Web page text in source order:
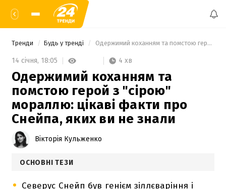
Тренди Будь у тренді Одержимий коханням та помстою герой з "сірою" мораллю: цікаві факти про Снейпа, яких ви не знали
14 січня, 18:05 4 хв
Одержимий коханням та
помстою герой з "сірою"
мораллю: цікаві факти про
Снейпа, яких ви не знали
Вікторія Кульженко
ОСНОВНІ ТЕЗИ
Северус Снейп був генієм зіллєваріння і